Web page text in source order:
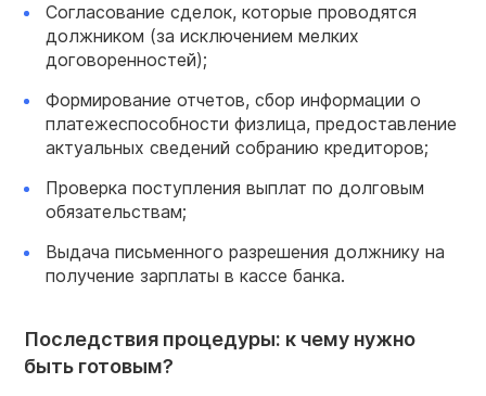
Согласование сделок, которые проводятся
должником (за исключением мелких
договоренностей);
Формирование отчетов, сбор информации о
платежеспособности физлица, предоставление
актуальных сведений собранию кредиторов;
Проверка поступления выплат по долговым
обязательствам;
Выдача письменного разрешения должнику на
получение зарплаты в кассе банка.
Последствия процедуры: к чему нужно
быть готовым?